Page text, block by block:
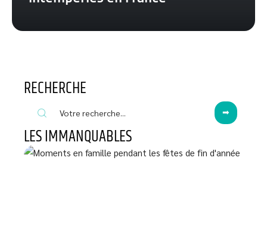
RECHERCHE
LES IMMANQUABLES